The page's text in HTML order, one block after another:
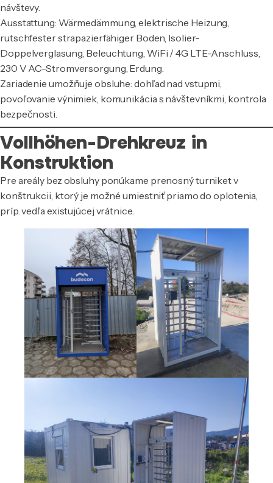
návštevy.
Ausstattung: Wärmedämmung, elektrische Heizung,
rutschfester strapazierfähiger Boden, Isolier-
Doppelverglasung, Beleuchtung, WiFi / 4G LTE-Anschluss,
230 V AC-Stromversorgung, Erdung.
Zariadenie umožňuje obsluhe: dohľad nad vstupmi,
povoľovanie výnimiek, komunikácia s návštevníkmi, kontrola
bezpečnosti.
Vollhöhen-Drehkreuz in
Konstruktion
Pre areály bez obsluhy ponúkame prenosný turniket v
konštrukcii, ktorý je možné umiestniť priamo do oplotenia,
príp. vedľa existujúcej vrátnice.